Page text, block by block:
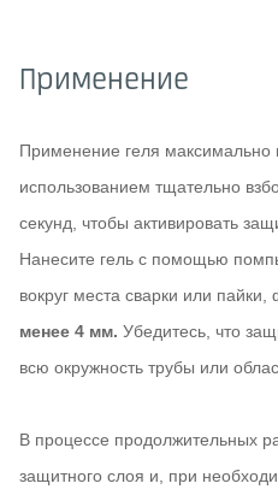
Применение
Применение геля максимально
использованием тщательно
секунд, чтобы активировать
Нанесите гель с помощью
вокруг места сварки или
менее 4 мм. Убедитесь, что
всю окружность трубы или
В процессе продолжительных
защитного слоя и, при